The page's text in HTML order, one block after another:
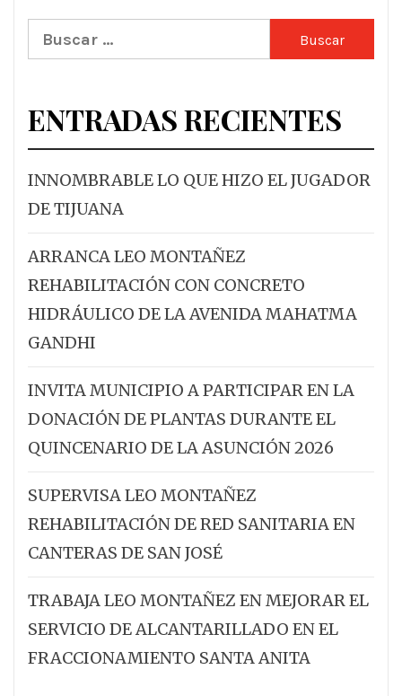
Buscar:
ENTRADAS RECIENTES
INNOMBRABLE LO QUE HIZO EL JUGADOR
DE TIJUANA
ARRANCA LEO MONTAÑEZ
REHABILITACIÓN CON CONCRETO
HIDRÁULICO DE LA AVENIDA MAHATMA
GANDHI
INVITA MUNICIPIO A PARTICIPAR EN LA
DONACIÓN DE PLANTAS DURANTE EL
QUINCENARIO DE LA ASUNCIÓN 2026
SUPERVISA LEO MONTAÑEZ
REHABILITACIÓN DE RED SANITARIA EN
CANTERAS DE SAN JOSÉ
TRABAJA LEO MONTAÑEZ EN MEJORAR EL
SERVICIO DE ALCANTARILLADO EN EL
FRACCIONAMIENTO SANTA ANITA